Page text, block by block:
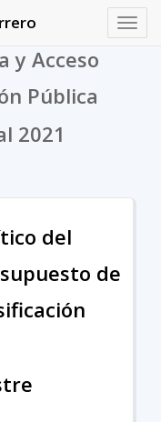
y Acceso
Pública
2021
del
de